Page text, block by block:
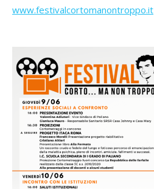
www.festivalcortomanontroppo.it